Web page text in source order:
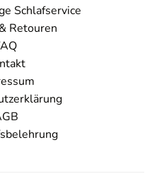
Schlafservice
Retouren